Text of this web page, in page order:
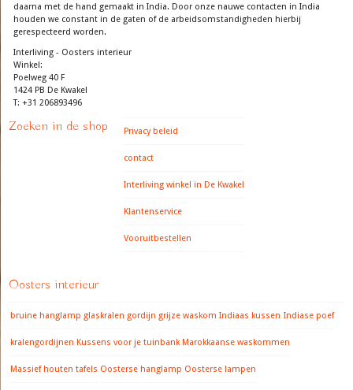
daarna met de hand gemaakt in India. Door onze nauwe contacten in India
houden we constant in de gaten of de arbeidsomstandigheden hierbij
gerespecteerd worden.
Interliving - Oosters interieur
Winkel:
Poelweg 40 F
1424 PB De Kwakel
T: +31 206893496
Zoeken in de shop Privacy beleid
contact
Interliving winkel in De Kwakel
Klantenservice
Vooruitbestellen
Oosters interieur
bruine hanglamp glaskralen gordijn grijze waskom Indiaas kussen Indiase poef
kralengordijnen Kussens voor je tuinbank Marokkaanse waskommen
Massief houten tafels Oosterse hanglamp Oosterse lampen